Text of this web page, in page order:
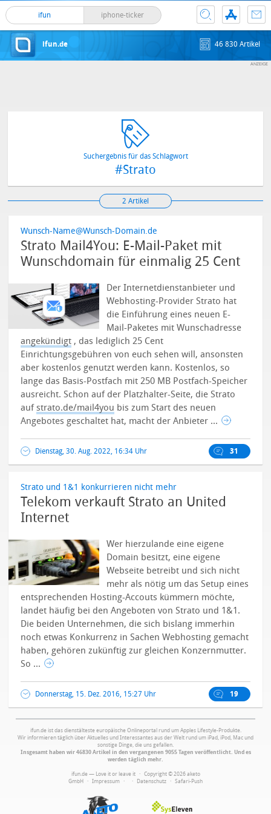
ifun iphone-ticker
ifun.de 46 830 Artikel
Suchergebnis für das Schlagwort
#Strato
2 Artikel
Wunsch-Name@Wunsch-Domain.de
Strato Mail4You: E-Mail-Paket mit
Wunschdomain für einmalig 25 Cent
Der Internetdienstanbieter und
Webhosting-Provider Strato hat
die Einführung eines neuen E-
Mail-Paketes mit Wunschadresse
angekündigt , das lediglich 25 Cent
Einrichtungsgebühren von euch sehen will, ansonsten
aber kostenlos genutzt werden kann. Kostenlos, so
lange das Basis-Postfach mit 250 MB Postfach-Speicher
ausreicht. Schon auf der Platzhalter-Seite, die Strato
aufstrato.de/mail4you bis zum Start des neuen
Angebotes geschaltet hat, macht der Anbieter ...
Dienstag, 30. Aug. 2022, 16:34 Uhr 31
Strato und 1&1 konkurrieren nicht mehr
Telekom verkauft Strato an United
Internet
Wer hierzulande eine eigene
Domain besitzt, eine eigene
Webseite betreibt und sich nicht
mehr als nötig um das Setup eines
entsprechenden Hosting-Accouts kümmern möchte,
landet häufig bei den Angeboten von Strato und 1&1.
Die beiden Unternehmen, die sich bislang immerhin
noch etwas Konkurrenz in Sachen Webhosting gemacht
haben, gehören zukünftig zur gleichen Konzernmutter.
So ...
Donnerstag, 15. Dez. 2016, 15:27 Uhr 19
ifun.de ist das dienstälteste europäische Onlineportal rund um Apples Lifestyle-Produkte.
Wir informieren täglich über Aktuelles und Interessantes aus der Welt rund um iPad, iPod, Mac und
sonstige Dinge, die uns gefallen.
Insgesamt haben wir 46830 Artikel in den vergangenen 9055 Tagen veröffentlicht. Und es
werden täglich mehr.
ifun.de — Love it or leave it · Copyright © 2026 aketo
GmbH · Impressum · · Datenschutz · Safari-Push